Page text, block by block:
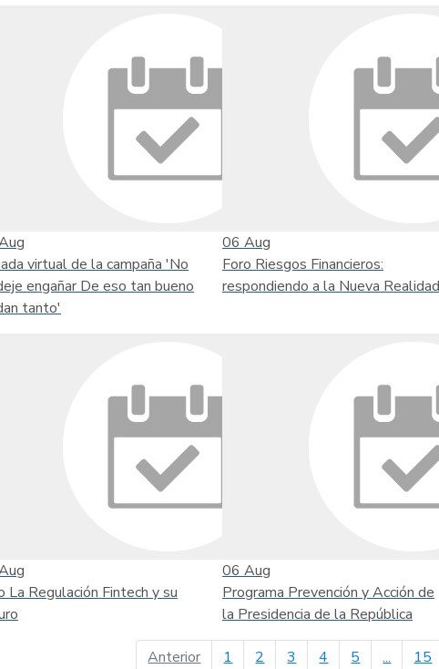
virtual de la campaña 'No
engañar De eso tan bueno
tanto'
06 Aug
Foro Riesgos Financieros:
respondiendo a la Nueva Realidad
La Regulación Fintech y su
06 Aug
Programa Prevención y Acción de
la Presidencia de la República
Anteriorpágina anterior
1 2 3 4 5 ... 15